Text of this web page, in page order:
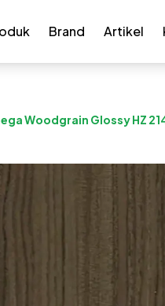
Brand Artikel
Woodgrain Glossy HZ